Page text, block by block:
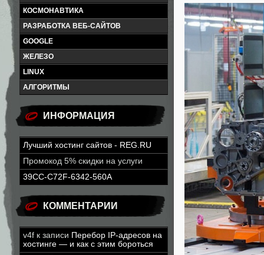
КОСМОНАВТИКА
РАЗРАБОТКА ВЕБ-САЙТОВ
GOOGLE
ЖЕЛЕЗО
LINUX
АЛГОРИТМЫ
ИНФОРМАЦИЯ
Лучший хостинг сайтов - REG.RU
Промокод 5% скидки на услуги
39CC-C72F-6342-560A
КОММЕНТАРИИ
v4f к записи Перебор IP-адресов на
хостинге — и как с этим бороться